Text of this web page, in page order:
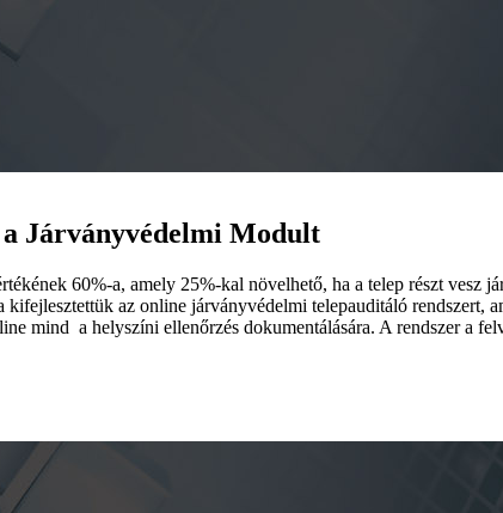
Járványvédelmi Modult
60%-a, amely 25%-kal növelhető, ha a telep részt vesz
az online járványvédelmi telepauditáló rendszert,
mind a helyszíni ellenőrzés dokumentálására. A rendszer a